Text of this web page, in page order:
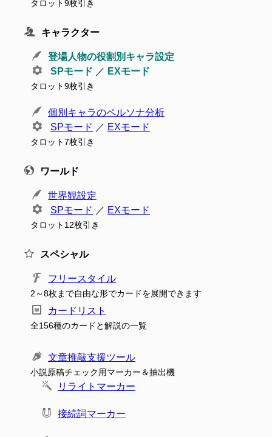
タロット9枚引き
キャラクター
登場人物の役割別キャラ設定
SPモード ／ EXモード
タロット9枚引き
個別キャラのペルソナ分析
SPモード ／ EXモード
タロット7枚引き
ワールド
世界観設定
SPモード ／ EXモード
タロット12枚引き
スペシャル
フリースタイル
2～8枚まで自由な形でカードを展開できます
カードリスト
全156種のカードと解説の一覧
文章推敲支援ツール
小説原稿チェック用マーカー＆抽出機
リライトマーカー
接続詞マーカー